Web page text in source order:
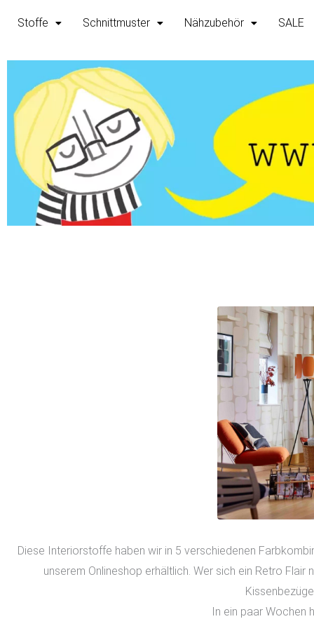
InhaltStoffe Schnittmuster Nähzubehör SALE
Diese Interiorstoffe haben wir in 5 verschiedenen
unserem Onlineshop erhältlich. Wer sich ein Retro
In ein paar Wochen